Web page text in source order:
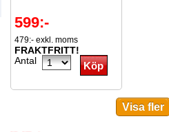
599:-
479:- exkl. moms
FRAKTFRITT!
Antal